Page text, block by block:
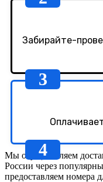
Забирайте-
Мы осуществляем
России через
предоставляем номера